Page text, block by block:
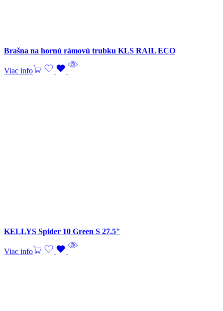
Brašna na hornú rámovú trubku KLS RAIL ECO
Viac info
KELLYS Spider 10 Green S 27.5″
Viac info